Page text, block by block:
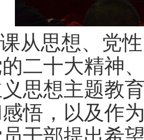
从思想、党
二十大精神
思想主题教
悟，以及作